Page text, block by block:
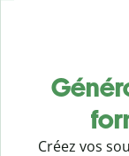
Créez vos